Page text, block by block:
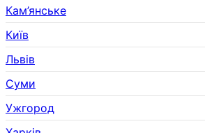
Кам’янське
Київ
Львів
Суми
Ужгород